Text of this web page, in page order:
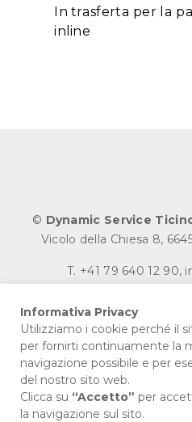
In trasferta per la
inline
© Dynamic Service
Vicolo della Chiesa 8,
T. +41 79 640 12 90,
Informativa Privacy
Utilizziamo i cookie perché il
per fornirti continuamente la
navigazione possibile e per
del nostro sito web.
Clicca su “Accetto” per
la navigazione sul sito.